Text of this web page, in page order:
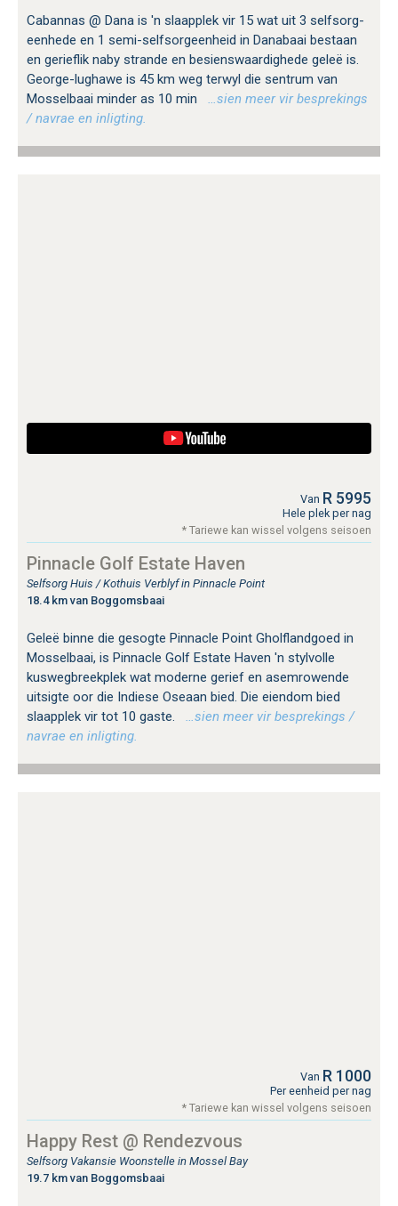
Cabannas @ Dana is 'n slaapplek vir 15 wat uit 3 selfsorg-
eenhede en 1 semi-selfsorgeenheid in Danabaai bestaan ​​
en gerieflik naby strande en besienswaardighede geleë is.
George-lughawe is 45 km weg terwyl die sentrum van
Mosselbaai minder as 10 min
…sien meer vir besprekings
/ navrae en inligting.
Van R 5995
Hele plek per nag
* Tariewe kan wissel volgens seisoen
Pinnacle Golf Estate Haven
Selfsorg Huis / Kothuis Verblyf in Pinnacle Point
18.4 km van Boggomsbaai
Geleë binne die gesogte Pinnacle Point Gholflandgoed in
Mosselbaai, is Pinnacle Golf Estate Haven 'n stylvolle
kuswegbreekplek wat moderne gerief en asemrowende
uitsigte oor die Indiese Oseaan bied. Die eiendom bied
slaapplek vir tot 10 gaste.
…sien meer vir besprekings /
navrae en inligting.
Van R 1000
Per eenheid per nag
* Tariewe kan wissel volgens seisoen
Happy Rest @ Rendezvous
Selfsorg Vakansie Woonstelle in Mossel Bay
19.7 km van Boggomsbaai